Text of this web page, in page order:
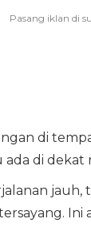
di
di dekat